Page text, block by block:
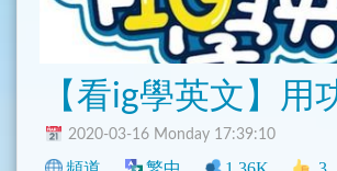
2020-03-16 Monday 17:39:10